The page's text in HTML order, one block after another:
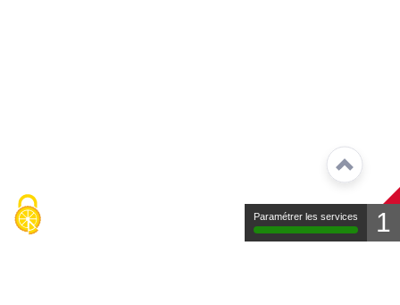
Paramétrer les services 1